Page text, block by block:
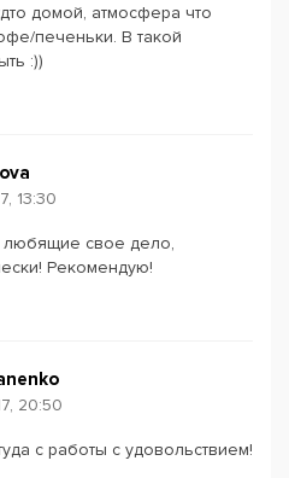
домой, атмосфера что
печеньки. В такой
:))
13:30
любящие свое дело,
Рекомендую!
20:50
с работы с удовольствием!